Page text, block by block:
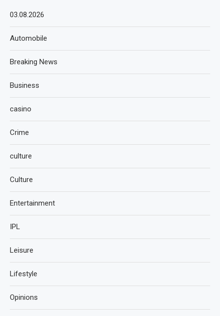
03.08.2026
Automobile
Breaking News
Business
casino
Crime
culture
Culture
Entertainment
IPL
Leisure
Lifestyle
Opinions